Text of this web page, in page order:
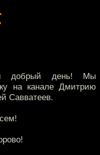
добрый день! Мы
на канале Дмитрию
Савватеев.